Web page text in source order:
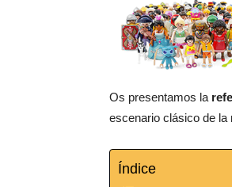
Os presentamos la
escenario clásico de la
Índice